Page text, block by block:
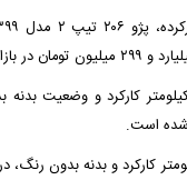
شده است.
۵ سال ۱۳۹۳ با ۱۲۵ هزار کیلومتر کارکرد